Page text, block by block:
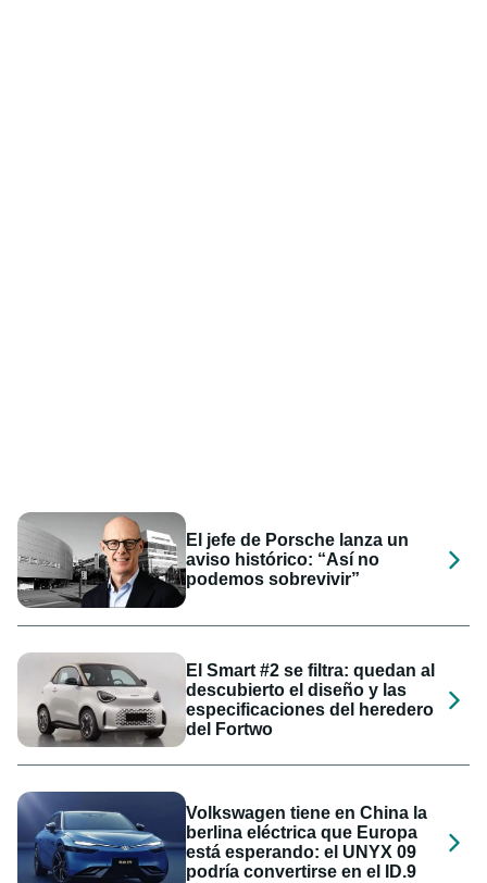
El jefe de Porsche lanza un
aviso histórico: “Así no
podemos sobrevivir”
El Smart #2 se filtra: quedan al
descubierto el diseño y las
especificaciones del heredero
del Fortwo
Volkswagen tiene en China la
berlina eléctrica que Europa
está esperando: el UNYX 09
podría convertirse en el ID.9